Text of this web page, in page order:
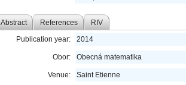
Abstract References RIV
Publication year: 2014
Obor: Obecná matematika
Venue: Saint Etienne